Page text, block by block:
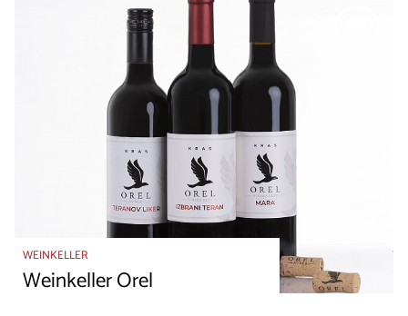
WEINKELLER
Weinkeller Orel